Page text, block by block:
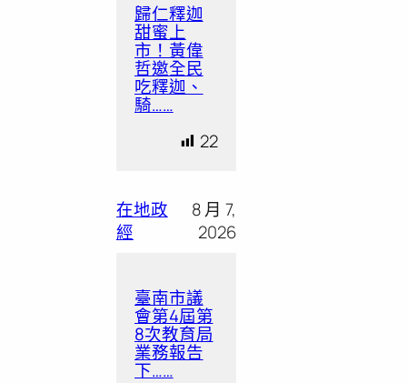
歸仁釋迦
甜蜜上
市！黃偉
哲邀全民
吃釋迦、
騎……
22
在地政
經
8 月 7,
2026
臺南市議
會第4屆第
8次教育局
業務報告
下……